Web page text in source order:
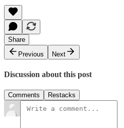
Share
Previous
Next
Discussion about this post
Comments Restacks